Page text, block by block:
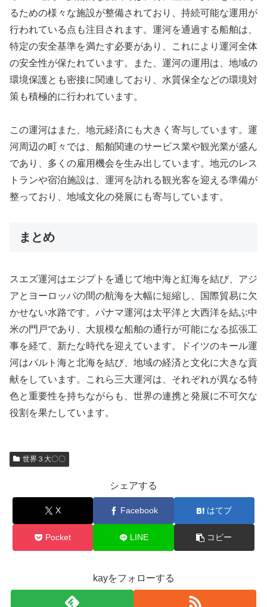
るための様々な施設が整備されており、持続可能な運用が
行われている点も注目されます。運河を通過する船舶は、
特定の安全基準を満たす必要があり、これにより運河全体
の安全性が保たれています。また、運河の運用は、地域の
環境保護とも密接に関連しており、水質保全などの環境対
策も積極的に行われています。
この運河はまた、地元経済にも大きく寄与しています。運
河周辺の町々では、船舶関連のサービス業や観光業が盛ん
であり、多くの雇用機会を生み出しています。地元のレス
トランや宿泊施設は、運河を訪れる観光客を迎える準備が
整っており、地域文化の発展にも寄与しています。
まとめ
スエズ運河はエジプトを通じて地中海と紅海を結び、アジ
アとヨーロッパの間の航海を大幅に短縮し、国際貿易に欠
かせない水路です。パナマ運河は太平洋と大西洋を結ぶ中
米の門戸であり、大規模な船舶の通行が可能になる拡張工
事を経て、新たな時代を迎えています。ドイツのキール運
河はバルト海と北海を結び、地域の経済と文化に大きな貢
献をしています。これら三大運河は、それぞれが異なる特
色と重要性を持ちながらも、世界の連携と発展に不可欠な
役割を果たしています。
世界３大〇〇
シェアする
X Facebook はてブ
Pocket LINE コピー
kayをフォローする